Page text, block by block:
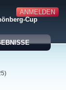
ANMELDEN
Cup